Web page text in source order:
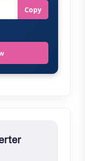
Copy